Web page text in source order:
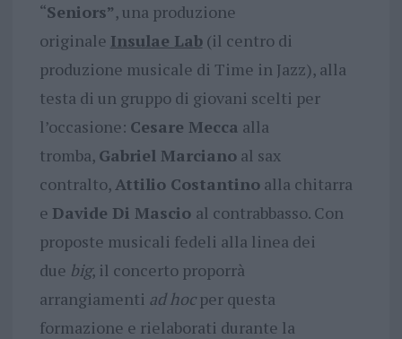
“Seniors”, una produzione
originale Insulae Lab(il centro di
produzione musicale di Time in Jazz), alla
testa di un gruppo di giovani scelti per
l’occasione: Cesare Mecca alla
tromba, Gabriel Marcianoal sax
contralto,Attilio Costantinoalla chitarra
e Davide Di Mascio al contrabbasso. Con
proposte musicali fedeli alla linea dei
due big, il concerto proporrà
arrangiamenti ad hocper questa
formazione e rielaborati durante la